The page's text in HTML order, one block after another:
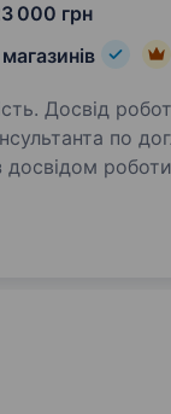
000 грн
Досвід
по
досвідом
EVAfamily!